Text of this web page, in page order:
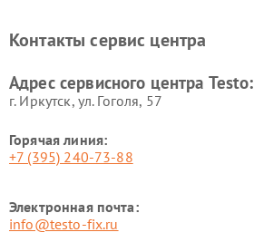
Контакты сервис центра
Адрес сервисного центра Testo:
г. Иркутск, ул. ​Гоголя, 57
Горячая линия:
+7 (395) 240-73-88
Электронная почта:
info@testo-fix.ru